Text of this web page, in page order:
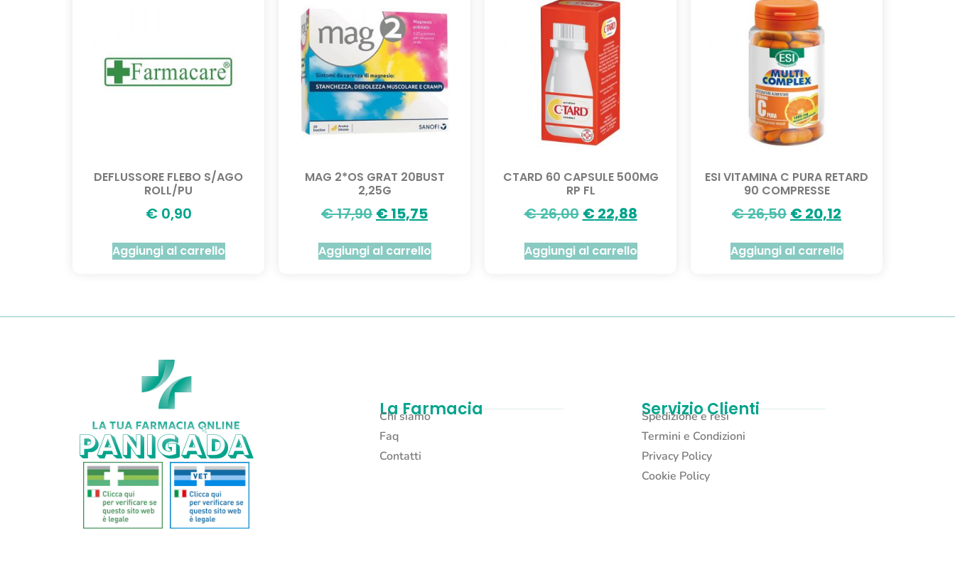
DEFLUSSORE FLEBO S/AGO
ROLL/PU
€0,90
Aggiungi al carrello
MAG 2*OS GRAT 20BUST
2,25G
€17,90 €15,75
Aggiungi al carrello
CTARD 60 CAPSULE 500MG
RP FL
€26,00 €22,88
Aggiungi al carrello
ESI VITAMINA C PURA RETARD
90 COMPRESSE
€26,50 €20,12
Aggiungi al carrello
La Farmacia
Chi siamo
Faq
Contatti
Servizio Clienti
Spedizione e resi
Termini e Condizioni
Privacy Policy
Cookie Policy